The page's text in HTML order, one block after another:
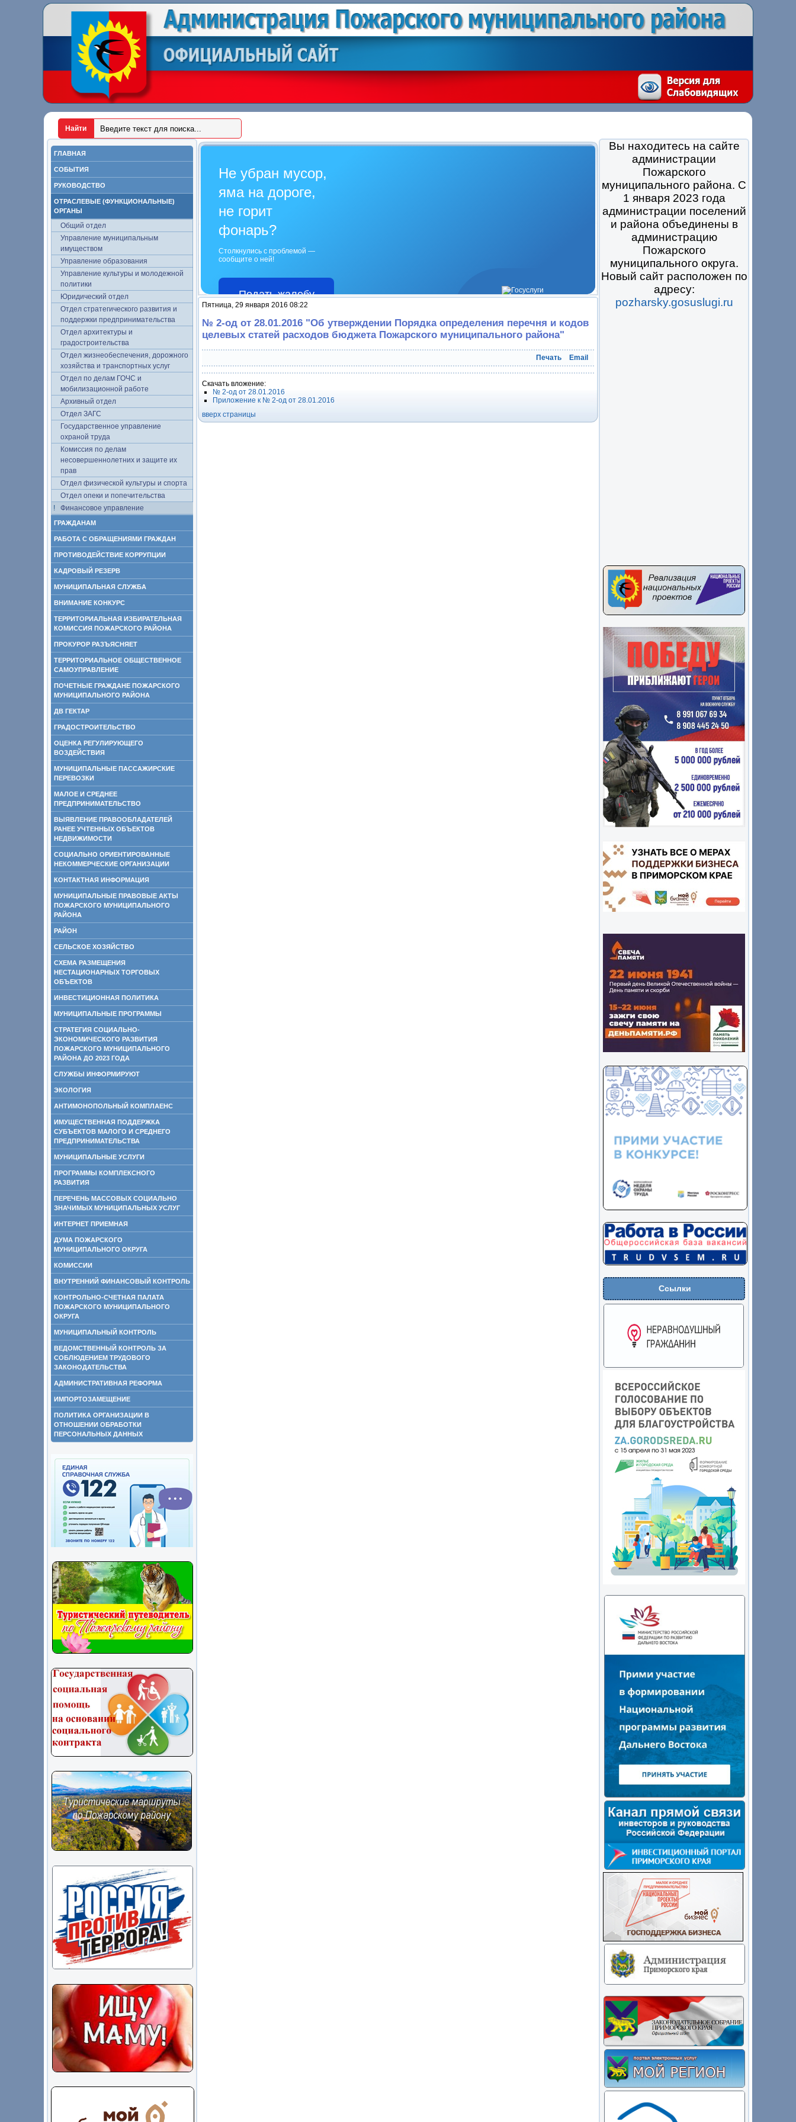
ГЛАВНАЯ
СОБЫТИЯ
РУКОВОДСТВО
ОТРАСЛЕВЫЕ (ФУНКЦИОНАЛЬНЫЕ)
ОРГАНЫ
Общий отдел
Управление муниципальным
имуществом
Управление образования
Управление культуры и молодежной
политики
Юридический отдел
Отдел стратегического развития и
поддержки предпринимательства
Отдел архитектуры и
градостроительства
Отдел жизнеобеспечения, дорожного
хозяйства и транспортных услуг
Отдел по делам ГОЧС и
мобилизационной работе
Архивный отдел
Отдел ЗАГС
Государственное управление
охраной труда
Комиссия по делам
несовершеннолетних и защите их
прав
Отдел физической культуры и спорта
Отдел опеки и попечительства
Финансовое управление
ГРАЖДАНАМ
РАБОТА С ОБРАЩЕНИЯМИ ГРАЖДАН
ПРОТИВОДЕЙСТВИЕ КОРРУПЦИИ
КАДРОВЫЙ РЕЗЕРВ
МУНИЦИПАЛЬНАЯ СЛУЖБА
ВНИМАНИЕ КОНКУРС
ТЕРРИТОРИАЛЬНАЯ ИЗБИРАТЕЛЬНАЯ
КОМИССИЯ ПОЖАРСКОГО РАЙОНА
ПРОКУРОР РАЗЪЯСНЯЕТ
ТЕРРИТОРИАЛЬНОЕ ОБЩЕСТВЕННОЕ
САМОУПРАВЛЕНИЕ
ПОЧЕТНЫЕ ГРАЖДАНЕ ПОЖАРСКОГО
МУНИЦИПАЛЬНОГО РАЙОНА
ДВ ГЕКТАР
ГРАДОСТРОИТЕЛЬСТВО
ОЦЕНКА РЕГУЛИРУЮЩЕГО
ВОЗДЕЙСТВИЯ
МУНИЦИПАЛЬНЫЕ ПАССАЖИРСКИЕ
ПЕРЕВОЗКИ
МАЛОЕ И СРЕДНЕЕ
ПРЕДПРИНИМАТЕЛЬСТВО
ВЫЯВЛЕНИЕ ПРАВООБЛАДАТЕЛЕЙ
РАНЕЕ УЧТЕННЫХ ОБЪЕКТОВ
НЕДВИЖИМОСТИ
СОЦИАЛЬНО ОРИЕНТИРОВАННЫЕ
НЕКОММЕРЧЕСКИЕ ОРГАНИЗАЦИИ
КОНТАКТНАЯ ИНФОРМАЦИЯ
МУНИЦИПАЛЬНЫЕ ПРАВОВЫЕ АКТЫ
ПОЖАРСКОГО МУНИЦИПАЛЬНОГО
РАЙОНА
РАЙОН
СЕЛЬСКОЕ ХОЗЯЙСТВО
СХЕМА РАЗМЕЩЕНИЯ
НЕСТАЦИОНАРНЫХ ТОРГОВЫХ
ОБЪЕКТОВ
ИНВЕСТИЦИОННАЯ ПОЛИТИКА
МУНИЦИПАЛЬНЫЕ ПРОГРАММЫ
СТРАТЕГИЯ СОЦИАЛЬНО-
ЭКОНОМИЧЕСКОГО РАЗВИТИЯ
ПОЖАРСКОГО МУНИЦИПАЛЬНОГО
РАЙОНА ДО 2023 ГОДА
СЛУЖБЫ ИНФОРМИРУЮТ
ЭКОЛОГИЯ
АНТИМОНОПОЛЬНЫЙ КОМПЛАЕНС
ИМУЩЕСТВЕННАЯ ПОДДЕРЖКА
СУБЪЕКТОВ МАЛОГО И СРЕДНЕГО
ПРЕДПРИНИМАТЕЛЬСТВА
МУНИЦИПАЛЬНЫЕ УСЛУГИ
ПРОГРАММЫ КОМПЛЕКСНОГО
РАЗВИТИЯ
ПЕРЕЧЕНЬ МАССОВЫХ СОЦИАЛЬНО
ЗНАЧИМЫХ МУНИЦИПАЛЬНЫХ УСЛУГ
ИНТЕРНЕТ ПРИЕМНАЯ
ДУМА ПОЖАРСКОГО
МУНИЦИПАЛЬНОГО ОКРУГА
КОМИССИИ
ВНУТРЕННИЙ ФИНАНСОВЫЙ КОНТРОЛЬ
КОНТРОЛЬНО-СЧЕТНАЯ ПАЛАТА
ПОЖАРСКОГО МУНИЦИПАЛЬНОГО
ОКРУГА
МУНИЦИПАЛЬНЫЙ КОНТРОЛЬ
ВЕДОМСТВЕННЫЙ КОНТРОЛЬ ЗА
СОБЛЮДЕНИЕМ ТРУДОВОГО
ЗАКОНОДАТЕЛЬСТВА
АДМИНИСТРАТИВНАЯ РЕФОРМА
ИМПОРТОЗАМЕЩЕНИЕ
ПОЛИТИКА ОРГАНИЗАЦИИ В
ОТНОШЕНИИ ОБРАБОТКИ
ПЕРСОНАЛЬНЫХ ДАННЫХ
Вы находитесь на сайте
администрации
Пожарского
муниципального района. С
1 января 2023 года
администрации поселений
и района объединены в
администрацию
Пожарского
муниципального округа.
Новый сайт расположен по
адресу:
pozharsky.gosuslugi.ru
Ссылки
Не убран мусор,
яма на дороге,
не горит
фонарь?
Столкнулись с проблемой —
сообщите о ней!
Подать жалобу
Пятница, 29 января 2016 08:22
№ 2-од от 28.01.2016 "Об утверждении Порядка определения перечня и кодов
целевых статей расходов бюджета Пожарского муниципального района"
Печать Email
Скачать вложение:
№ 2-од от 28.01.2016
Приложение к № 2-од от 28.01.2016
вверх страницы